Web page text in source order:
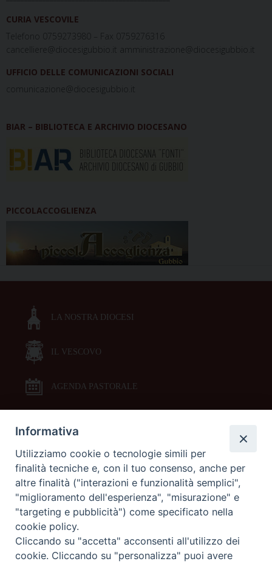
CURIA VESCOVILE
Telefono 0759273980 – Fax 0759276316
cancelliere@diocesigubbio.it amministrazione@diocesigubbio.it
UFFICIO DELLE COMUNICAZIONI SOCIALI
comunicazione@diocesigubbio.it
BIAR – BIBLIOTECA E ARCHIVIO DIOCESANO
PICCOLACCOGLIENZA
LA NOSTRA DIOCESI
IL VESCOVO
AGENDA PASTORALE
DOCUMENTI PASTORALI
ORARI MESSE
LITURGIA DELLE ORE
GALLERIE FOTOGRAFICHE
Informativa
Utilizziamo cookie o tecnologie simili per
finalità tecniche e, con il tuo consenso, anche per
altre finalità ("interazioni e funzionalità semplici",
"miglioramento dell'esperienza", "misurazione" e
"targeting e pubblicità") come specificato nella
cookie policy.
Cliccando su "accetta" acconsenti all'utilizzo dei
cookie. Cliccando su "personalizza" puoi avere